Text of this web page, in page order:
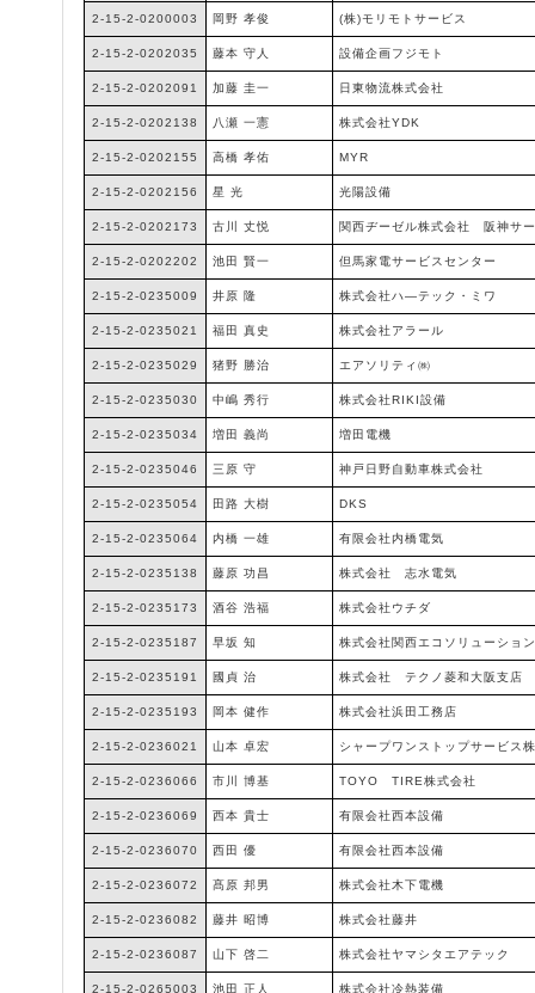
2-15-2-0200003 岡野 孝俊 (株)モリモトサービス
2-15-2-0202035 藤本 守人 設備企画フジモト
2-15-2-0202091 加藤 圭一 日東物流株式会社
2-15-2-0202138 八瀬 一憲 株式会社YDK
2-15-2-0202155 高橋 孝佑 MYR
2-15-2-0202156 星 光 光陽設備
2-15-2-0202173 古川 丈悦 関西ヂーゼル株式会社 阪神サ
2-15-2-0202202 池田 賢一 但馬家電サービスセンター
2-15-2-0235009 井原 隆 株式会社ハ―テック・ミワ
2-15-2-0235021 福田 真史 株式会社アラール
2-15-2-0235029 猪野 勝治 エアソリティ㈱
2-15-2-0235030 中嶋 秀行 株式会社RIKI設備
2-15-2-0235034 増田 義尚 増田電機
2-15-2-0235046 三原 守 神戸日野自動車株式会社
2-15-2-0235054 田路 大樹 DKS
2-15-2-0235064 内橋 一雄 有限会社内橋電気
2-15-2-0235138 藤原 功昌 株式会社 志水電気
2-15-2-0235173 酒谷 浩福 株式会社ウチダ
2-15-2-0235187 早坂 知 株式会社関西エコソリューション
2-15-2-0235191 國貞 治 株式会社 テクノ菱和大阪支店
2-15-2-0235193 岡本 健作 株式会社浜田工務店
2-15-2-0236021 山本 卓宏 シャープワンストップサービス
2-15-2-0236066 市川 博基 TOYO TIRE株式会社
2-15-2-0236069 西本 貴士 有限会社西本設備
2-15-2-0236070 西田 優 有限会社西本設備
2-15-2-0236072 髙原 邦男 株式会社木下電機
2-15-2-0236082 藤井 昭博 株式会社藤井
2-15-2-0236087 山下 啓二 株式会社ヤマシタエアテック
2-15-2-0265003 池田 正人 株式会社冷熱装備